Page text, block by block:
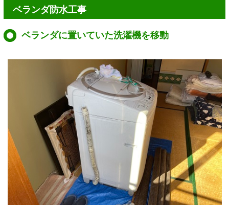
ベランダ防水工事
ベランダに置いていた洗濯機を移動